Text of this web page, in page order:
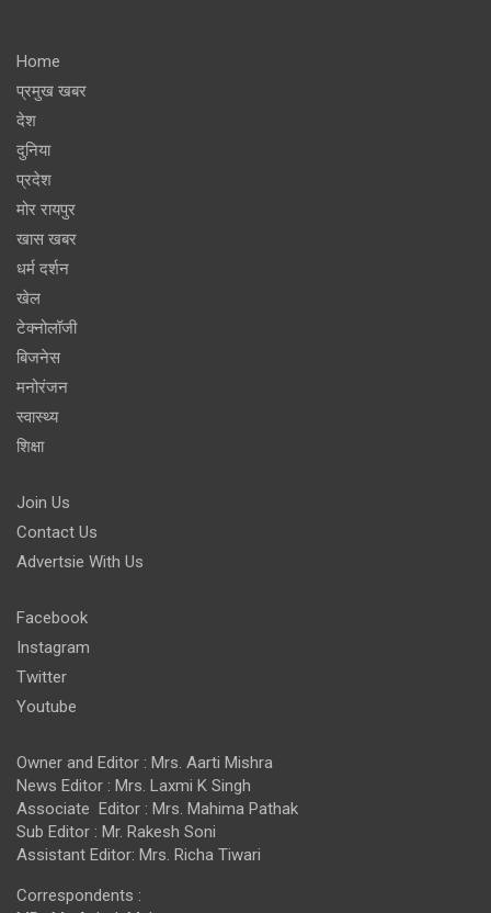
Home
प्रमुख खबर
देश
दुनिया
प्रदेश
मोर रायपुर
खास खबर
धर्म दर्शन
खेल
टेक्नोलॉजी
बिजनेस
मनोरंजन
स्वास्थ्य
शिक्षा
Join Us
Contact Us
Advertsie With Us
Facebook
Instagram
Twitter
Youtube
Owner and Editor : Mrs. Aarti Mishra
News Editor : Mrs. Laxmi K Singh
Associate Editor : Mrs. Mahima Pathak
Sub Editor : Mr. Rakesh Soni
Assistant Editor: Mrs. Richa Tiwari
Correspondents :